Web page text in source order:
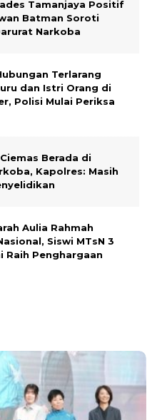
Tamanjaya Positif
Batman Soroti
Narkoba
Terlarang
dan Istri Orang di
Polisi Mulai Periksa
Berada di
Kapolres: Masih
Aulia Rahmah
Siswi MTsN 3
Raih Penghargaan